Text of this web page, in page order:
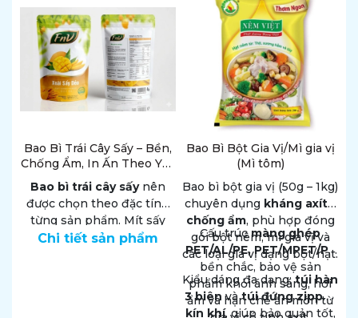
Bao Bì Trái Cây Sấy – Bền,
Chống Ẩm, In Ấn Theo Yêu
Cầu
Bao bì trái cây sấynên
được chọn theo đặc tính
từng sản phẩm. Mít sấy
giòn cần ưu tiên chống ẩm
Chi tiết sản phẩm
Bao Bì Bột Gia Vị/Mì gia vị
(Mì tôm)
Bao bì bột gia vị (50g – 1kg)
chuyên dụng kháng axít –
chống ẩm, phù hợp đóng
gói bột nêm, mì gia vị và
các loại gia vị dạng bột/hạt.
Cấu trúcmàng ghép
PET/AL/PE, PET/MPET/PE
bền chắc, bảo vệ sản
phẩm khỏi ánh sáng, hơi
ẩm và hạn chế ăn mòn từ
Kiểu dáng đa dạng:túi hàn
3 biên vàtúi đứng zipper
kín khí, giúp bảo quản tốt,